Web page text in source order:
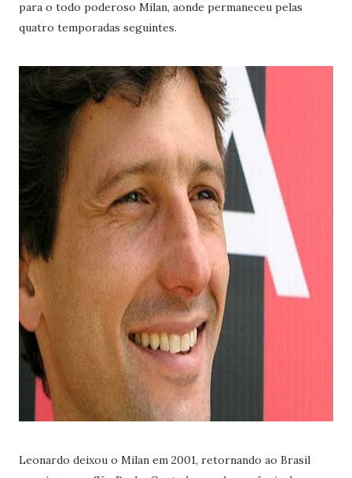
para o todo poderoso Milan, aonde permaneceu pelas
quatro temporadas seguintes.
Leonardo deixou o Milan em 2001, retornando ao Brasil